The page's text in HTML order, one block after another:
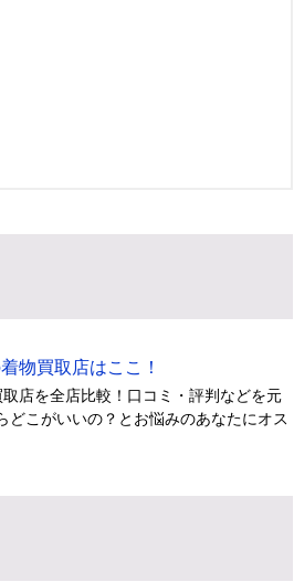
物買取店はここ！
店を全店比較！口コミ・評判などを元
こがいいの？とお悩みのあなたにオス